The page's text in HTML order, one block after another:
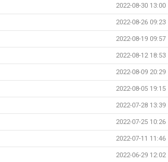
2022-08-30 13:00
2022-08-26 09:23
2022-08-19 09:57
2022-08-12 18:53
2022-08-09 20:29
2022-08-05 19:15
2022-07-28 13:39
2022-07-25 10:26
2022-07-11 11:46
2022-06-29 12:02